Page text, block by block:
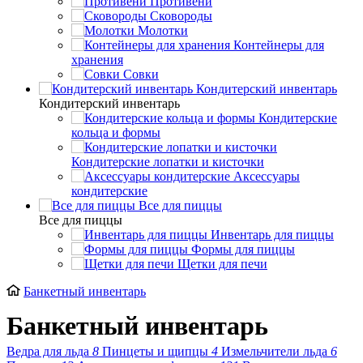
Сковороды
Молотки
Контейнеры для
хранения
Совки
Кондитерский инвентарь
Кондитерский инвентарь
Кондитерские
кольца и формы
Кондитерские лопатки и кисточки
Аксессуары
кондитерские
Все для пиццы
Все для пиццы
Инвентарь для пиццы
Формы для пиццы
Щетки для печи
Банкетный инвентарь
Банкетный инвентарь
Ведра для льда 8 Пинцеты и щипцы 4 Измельчители льда 6